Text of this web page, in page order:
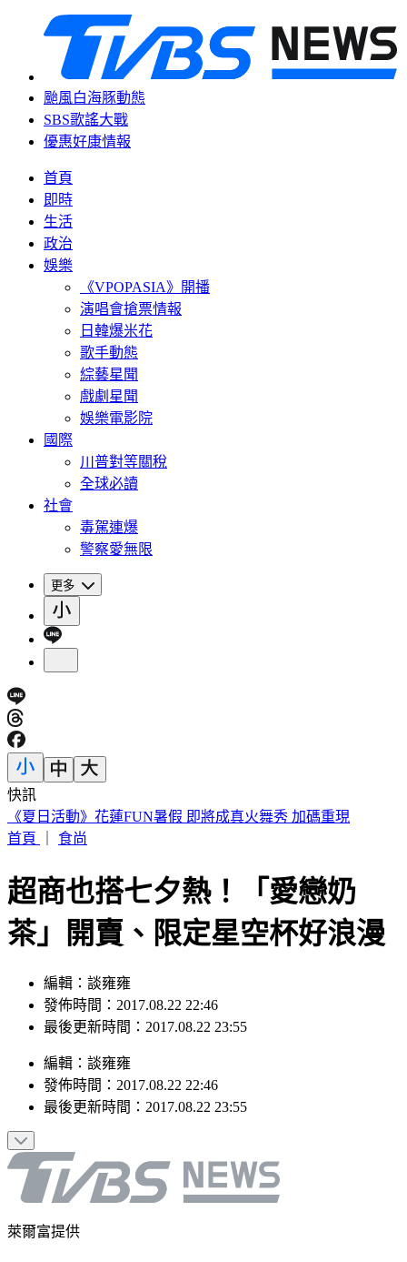
颱風白海豚動態
SBS歌謠大戰
優惠好康情報
首頁
即時
生活
政治
娛樂
《VPOPASIA》開播
演唱會搶票情報
日韓爆米花
歌手動態
綜藝星聞
戲劇星聞
娛樂電影院
國際
川普對等關稅
全球必讀
社會
毒駕連爆
警察愛無限
更多
快訊
富婆砸錢當女主「強加60場吻戲」 男星崩潰發聲：往我嘴裡
伸舌頭
超商也搭七夕熱！「愛戀奶
茶」開賣、限定星空杯好浪漫
編輯：談雍雍
發佈時間：2017.08.22 22:46
編輯：談雍雍
發佈時間：2017.08.22 22:46